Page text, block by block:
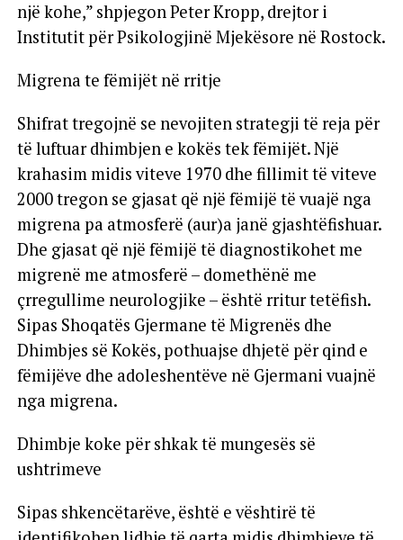
një kohe,” shpjegon Peter Kropp, drejtor i
Institutit për Psikologjinë Mjekësore në Rostock.
Migrena te fëmijët në rritje
Shifrat tregojnë se nevojiten strategji të reja për
të luftuar dhimbjen e kokës tek fëmijët. Një
krahasim midis viteve 1970 dhe fillimit të viteve
2000 tregon se gjasat që një fëmijë të vuajë nga
migrena pa atmosferë (aur)a janë gjashtëfishuar.
Dhe gjasat që një fëmijë të diagnostikohet me
migrenë me atmosferë – domethënë me
çrregullime neurologjike – është rritur tetëfish.
Sipas Shoqatës Gjermane të Migrenës dhe
Dhimbjes së Kokës, pothuajse dhjetë për qind e
fëmijëve dhe adoleshentëve në Gjermani vuajnë
nga migrena.
Dhimbje koke për shkak të mungesës së
ushtrimeve
Sipas shkencëtarëve, është e vështirë të